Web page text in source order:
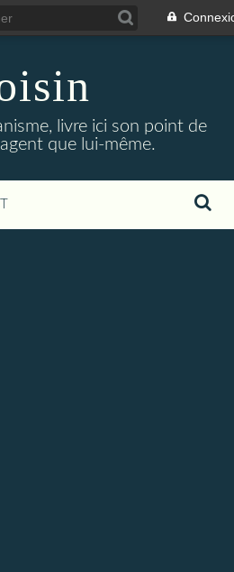
livre ici son point de
que lui-même.